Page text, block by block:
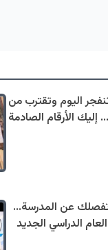
اليوم وتقترب من
إليك الأرقام الصادمة
فقط تفصلك عن المدرسة...
الدراسي الجديد